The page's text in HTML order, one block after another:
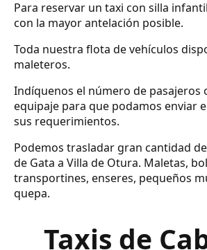
Para reservar un taxi con silla
con la mayor antelación posible.
Toda nuestra flota de vehículos
maleteros.
Indíquenos el número de pasajeros
equipaje para que podamos enviar
sus requerimientos.
Podemos trasladar gran cantidad
de Gata a Villa de Otura. Maletas,
transportines, enseres, pequeños
quepa.
Taxis de